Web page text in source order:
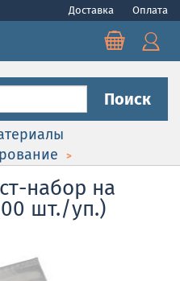
Доставка Оплата
Поиск
набор на
шт./уп.)